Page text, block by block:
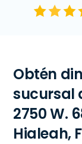
Obtén
sucursal
2750 W.
Hialeah,